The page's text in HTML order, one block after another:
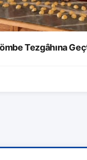
Tezgâhına